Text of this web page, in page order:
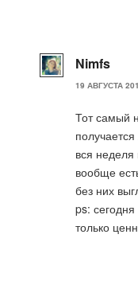
Nimfs
19 АВГУСТА
Тот самый
вся
вообще
без них
ps:
только